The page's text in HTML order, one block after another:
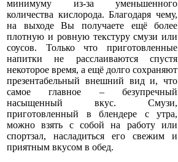
минимуму из-за уменьшенного
количества кислорода. Благодаря чему,
на выходе Вы получаете ещё более
плотную и ровную текстуру смузи или
соусов. Только что приготовленные
напитки не расслаиваются спустя
некоторое время, а ещё долго сохраняют
презентабельный внешний вид и, что
самое главное – безупречный
насыщенный вкус. Смузи,
приготовленный в блендере с утра,
можно взять с собой на работу или
спортзал, насладиться его свежим и
приятным вкусом в обед.